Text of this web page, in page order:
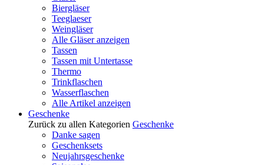
Biergläser
Teeglaeser
Weingläser
Alle Gläser anzeigen
Tassen
Tassen mit Untertasse
Thermo
Trinkflaschen
Wasserflaschen
Alle Artikel anzeigen
Geschenke
Zurück zu allen Kategorien Geschenke
Danke sagen
Geschenksets
Neujahrsgeschenke